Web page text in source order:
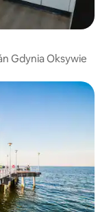
Gdynia Oksywie